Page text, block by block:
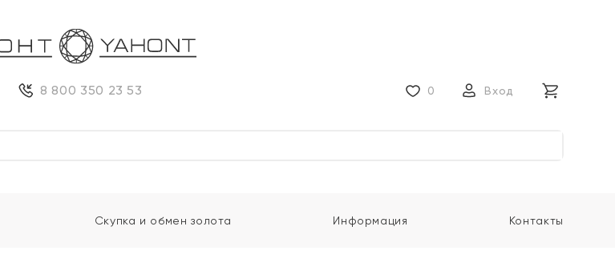
8 800 350 23 53 0 Вход
Скупка и обмен золота Информация Контакты